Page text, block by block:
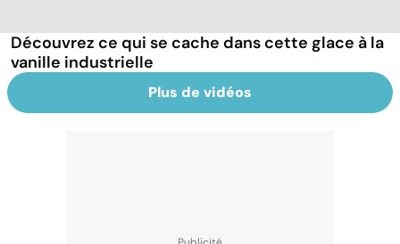
Découvrez ce qui se cache dans cette glace à la
vanille industrielle
Plus de vidéos